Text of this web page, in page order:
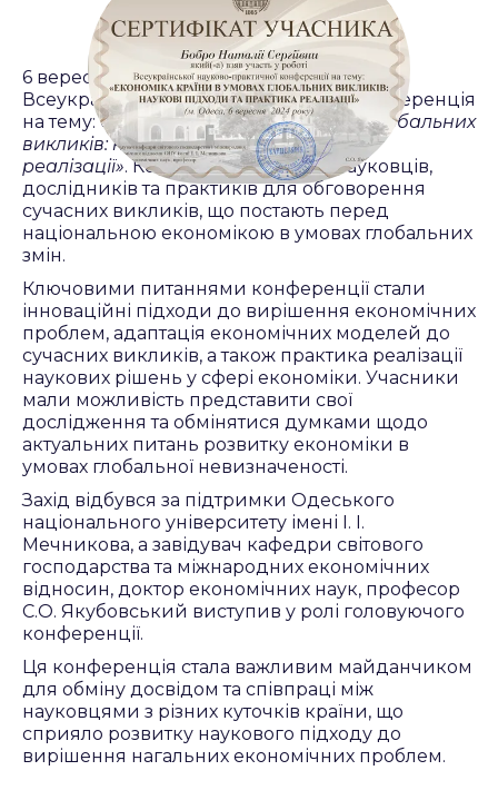
6 вересня 2024 року в Одесі відбулася
Всеукраїнська науково-практична конференція
на тему:«Економіка країни в умовах глобальних
викликів: наукові підходи та практика
реалізації». Конференція зібрала науковців,
дослідників та практиків для обговорення
сучасних викликів, що постають перед
національною економікою в умовах глобальних
змін.
Ключовими питаннями конференції стали
інноваційні підходи до вирішення економічних
проблем, адаптація економічних моделей до
сучасних викликів, а також практика реалізації
наукових рішень у сфері економіки. Учасники
мали можливість представити свої
дослідження та обмінятися думками щодо
актуальних питань розвитку економіки в
умовах глобальної невизначеності.
Захід відбувся за підтримки Одеського
національного університету імені І. І.
Мечникова, а завідувач кафедри світового
господарства та міжнародних економічних
відносин, доктор економічних наук, професор
С.О. Якубовський виступив у ролі головуючого
конференції.
Ця конференція стала важливим майданчиком
для обміну досвідом та співпраці між
науковцями з різних куточків країни, що
сприяло розвитку наукового підходу до
вирішення нагальних економічних проблем.